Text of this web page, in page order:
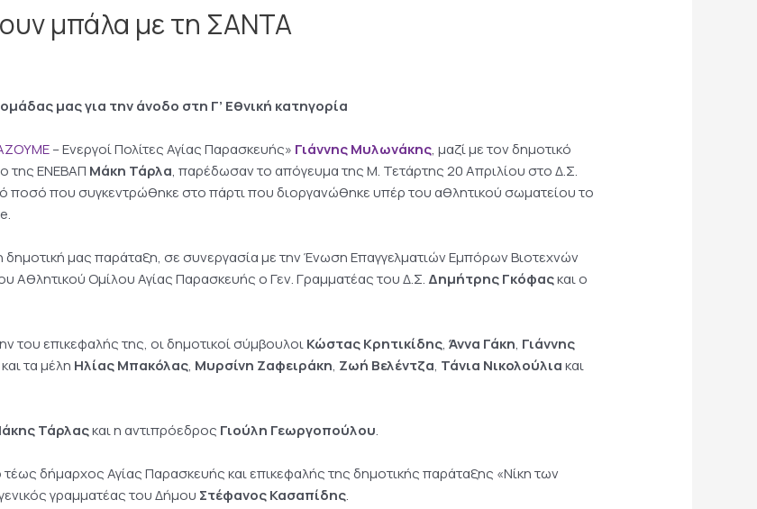
μπάλα με τη ΣΑΝΤΑ
ομάδας μαςγια την άνοδο στη Γ’ Εθνική κατηγορία
– Ενεργοί Πολίτες Αγίας Παρασκευής» Γιάννης Μυλωνάκης, μαζί με τον δημοτικό
της ΕΝΕΒΑΠ Μάκη Τάρλα, παρέδωσαν το απόγευμα της Μ. Τετάρτης 20 Απριλίου στο Δ.Σ.
ποσό που συγκεντρώθηκε στο πάρτι που διοργανώθηκε υπέρ του αθλητικού σωματείου το
μας παράταξη, σε συνεργασία με την Ένωση Επαγγελματιών Εμπόρων Βιοτεχνών
Αθλητικού Ομίλου Αγίας Παρασκευής ο Γεν. Γραμματέας του Δ.Σ. Δημήτρης Γκόφαςκαι ο
επικεφαλής της, οι δημοτικοί σύμβουλοιΚώστας Κρητικίδης,Άννα Γάκη, Γιάννης
τα μέλη Ηλίας Μπακόλας, Μυρσίνη Ζαφειράκη, Ζωή Βελέντζα, Τάνια Νικολούλιακαι
Τάρλαςκαι η αντιπρόεδρος Γιούλη Γεωργοπούλου.
δήμαρχος Αγίας Παρασκευής και επικεφαλής της δημοτικής παράταξης «Νίκη των
γραμματέας του Δήμου Στέφανος Κασαπίδης.